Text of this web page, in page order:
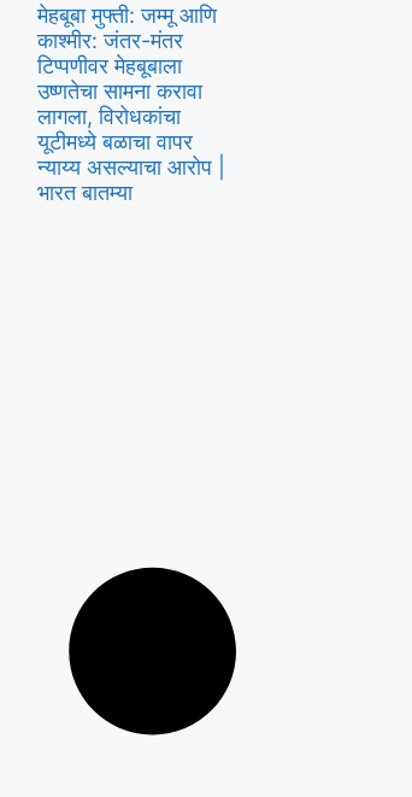
मेहबूबा मुफ्ती: जम्मू आणि
काश्मीर: जंतर-मंतर
टिप्पणीवर मेहबूबाला
उष्णतेचा सामना करावा
लागला, विरोधकांचा
यूटीमध्ये बळाचा वापर
न्याय्य असल्याचा आरोप |
भारत बातम्या